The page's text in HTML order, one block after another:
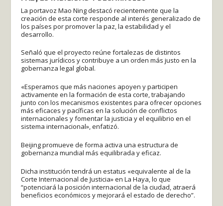
La portavoz Mao Ning destacó recientemente que la
creación de esta corte responde al interés generalizado de
los países por promover la paz, la estabilidad y el
desarrollo.
Señaló que el proyecto reúne fortalezas de distintos
sistemas jurídicos y contribuye a un orden más justo en la
gobernanza legal global.
«Esperamos que más naciones apoyen y participen
activamente en la formación de esta corte, trabajando
junto con los mecanismos existentes para ofrecer opciones
más eficaces y pacíficas en la solución de conflictos
internacionales y fomentar la justicia y el equilibrio en el
sistema internacional», enfatizó.
Beijing promueve de forma activa una estructura de
gobernanza mundial más equilibrada y eficaz.
Dicha institución tendrá un estatus «equivalente al de la
Corte Internacional de Justicia» en La Haya, lo que
“potenciará la posición internacional de la ciudad, atraerá
beneficios económicos y mejorará el estado de derecho”.